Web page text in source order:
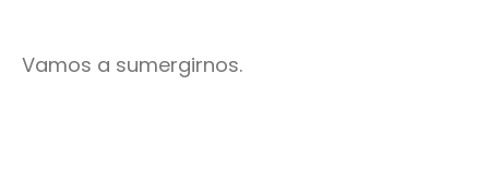
Vamos a sumergirnos.